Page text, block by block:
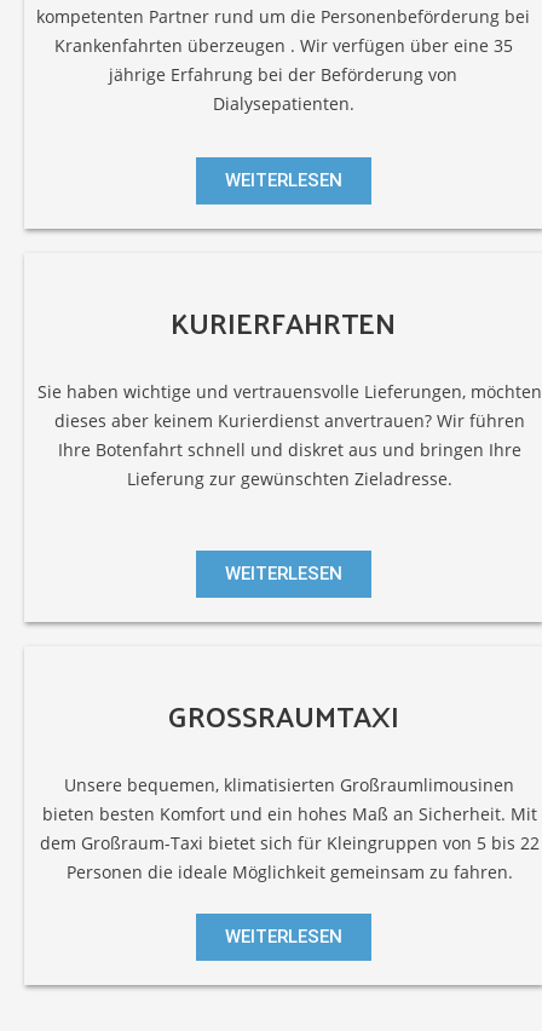
kompetenten Partner rund um die Personenbeförderung bei
Krankenfahrten überzeugen . Wir verfügen über eine 35
jährige Erfahrung bei der Beförderung von
Dialysepatienten.
WEITERLESEN
KURIERFAHRTEN
Sie haben wichtige und vertrauensvolle Lieferungen, möchten
dieses aber keinem Kurierdienst anvertrauen? Wir führen
Ihre Botenfahrt schnell und diskret aus und bringen Ihre
Lieferung zur gewünschten Zieladresse.
WEITERLESEN
GROSSRAUMTAXI
Unsere bequemen, klimatisierten Großraumlimousinen
bieten besten Komfort und ein hohes Maß an Sicherheit. Mit
dem Großraum-Taxi bietet sich für Kleingruppen von 5 bis 22
Personen die ideale Möglichkeit gemeinsam zu fahren.
WEITERLESEN